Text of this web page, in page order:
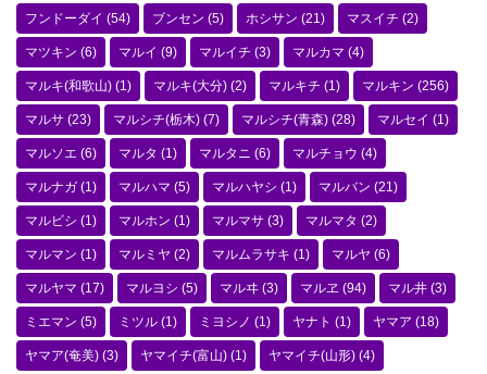
フンドーダイ (54) ブンセン (5) ホシサン (21) マスイチ (2)
マツキン (6) マルイ (9) マルイチ (3) マルカマ (4)
マルキ(和歌山) (1) マルキ(大分) (2) マルキチ (1) マルキン (256)
マルサ (23) マルシチ(栃木) (7) マルシチ(青森) (28) マルセイ (1)
マルソエ (6) マルタ (1) マルタニ (6) マルチョウ (4)
マルナガ (1) マルハマ (5) マルハヤシ (1) マルバン (21)
マルビシ (1) マルホン (1) マルマサ (3) マルマタ (2)
マルマン (1) マルミヤ (2) マルムラサキ (1) マルヤ (6)
マルヤマ (17) マルヨシ (5) マルヰ (3) マルヱ (94) マル井 (3)
ミエマン (5) ミツル (1) ミヨシノ (1) ヤナト (1) ヤマア (18)
ヤマア(奄美) (3) ヤマイチ(富山) (1) ヤマイチ(山形) (4)